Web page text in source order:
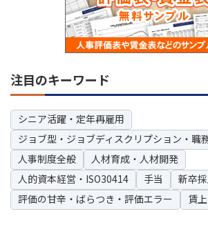
注目のキーワード
シニア活躍・定年再雇用
ジョブ型・ジョブディスクリプション・職
人事制度全般
人材育成・人材開発
人的資本経営・ISO30414
手当
新卒
評価の甘辛・ばらつき・評価エラー
賃